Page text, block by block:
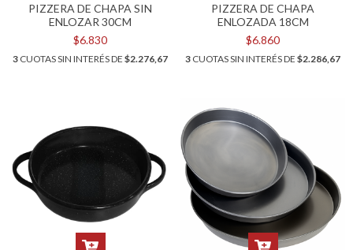
PIZZERA DE CHAPA SIN
ENLOZAR 30CM
$6.830
3 CUOTAS SIN INTERÉS DE $2.276,67
PIZZERA DE CHAPA
ENLOZADA 18CM
$6.860
3 CUOTAS SIN INTERÉS DE $2.286,67